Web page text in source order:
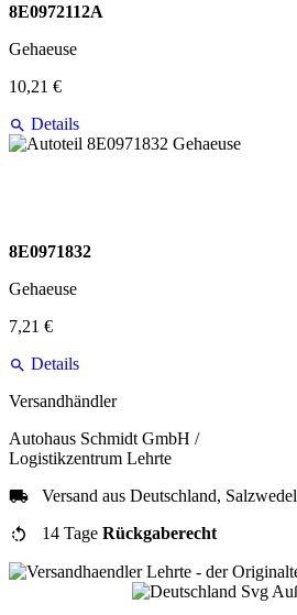
8E0972112A
Gehaeuse
10,21 €
Details
8E0971832
Gehaeuse
7,21 €
Details
Versandhändler
Autohaus Schmidt GmbH /
Logistikzentrum Lehrte
Versand aus Deutschland, Salzwedel
14 Tage Rückgaberecht